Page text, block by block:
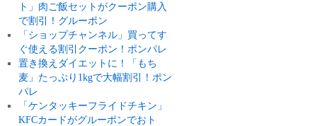
ト」肉ご飯セットがクーポン購入
で割引！グルーポン
「ショップチャンネル」買ってす
ぐ使える割引クーポン！ポンパレ
置き換えダイエットに！「もち
麦」たっぷり1kgで大幅割引！ポン
パレ
「ケンタッキーフライドチキン」
KFCカードがグルーポンでおト